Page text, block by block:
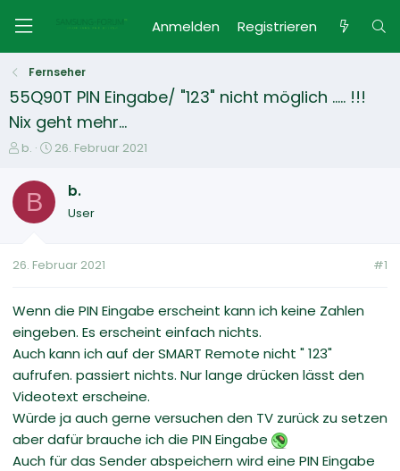
Anmelden Registrieren
Fernseher
55Q90T PIN Eingabe/ "123" nicht möglich ..... !!!
Nix geht mehr...
E
s
e
e
b.
E
t
t
m
26. Februar 2021
B b.
User
26. Februar 2021 #1
Wenn die PIN Eingabe erscheint kann ich keine Zahlen
eingeben. Es erscheint einfach nichts.
Auch kann ich auf der SMART Remote nicht " 123"
aufrufen. passiert nichts. Nur lange drücken lässt den
Videotext erscheine.
Würde ja auch gerne versuchen den TV zurück zu setzen
aber dafür brauche ich die PIN Eingabe
Auch für das Sender abspeichern wird eine PIN Eingabe